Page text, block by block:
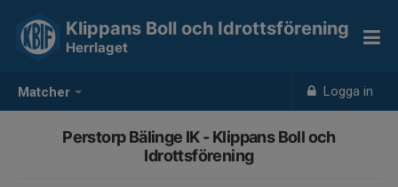
Matcher Logga in
Klippans Boll och Idrottsförening
Herrlaget
Perstorp Bälinge IK - Klippans Boll och
Idrottsförening